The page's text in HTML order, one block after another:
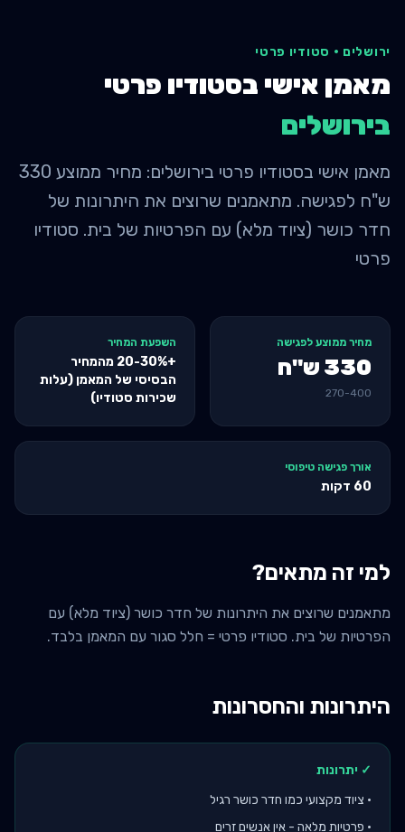
ירושלים · סטודיו פרטי
מאמן אישי בסטודיו פרטי
בירושלים
מאמן אישי בסטודיו פרטי בירושלים: מחיר ממוצע 330
ש"ח לפגישה. מתאמנים שרוצים את היתרונות של
חדר כושר (ציוד מלא) עם הפרטיות של בית. סטודיו
פרטי
מחיר ממוצע לפגישה
330 ש"ח
270-400
השפעת המחיר
+20-30% מהמחיר
הבסיסי של המאמן (עלות
שכירות סטודיו)
אורך פגישה טיפוסי
60 דקות
למי זה מתאים?
מתאמנים שרוצים את היתרונות של חדר כושר (ציוד מלא) עם
הפרטיות של בית. סטודיו פרטי = חלל סגור עם המאמן בלבד.
היתרונות והחסרונות
✓ יתרונות
• ציוד מקצועי כמו חדר כושר רגיל
• פרטיות מלאה - אין אנשים זרים